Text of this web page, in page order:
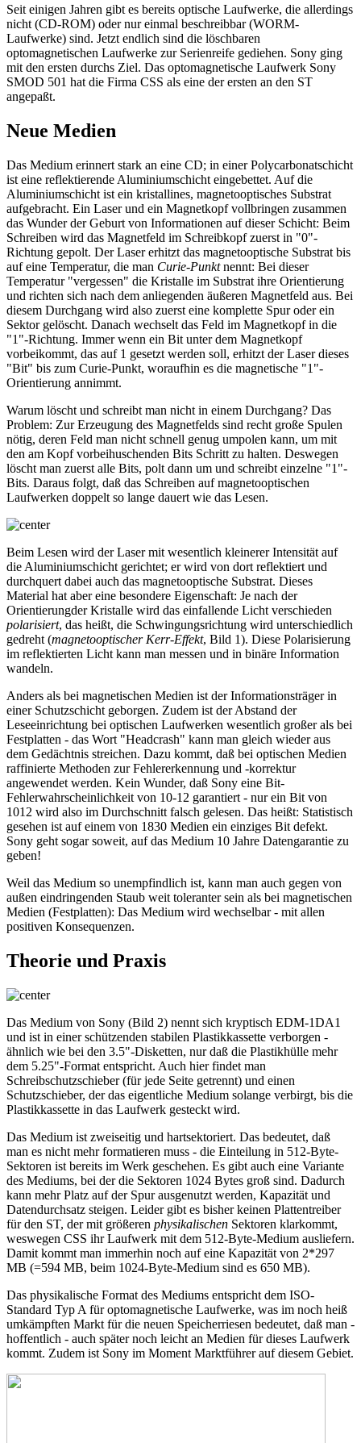
Seit einigen Jahren gibt es bereits optische Laufwerke, die allerdings
nicht (CD-ROM) oder nur einmal beschreibbar (WORM-
Laufwerke) sind. Jetzt endlich sind die löschbaren
optomagnetischen Laufwerke zur Serienreife gediehen. Sony ging
mit den ersten durchs Ziel. Das optomagnetische Laufwerk Sony
SMOD 501 hat die Firma CSS als eine der ersten an den ST
angepaßt.
Neue Medien
Das Medium erinnert stark an eine CD; in einer Polycarbonatschicht
ist eine reflektierende Aluminiumschicht eingebettet. Auf die
Aluminiumschicht ist ein kristallines, magnetooptisches Substrat
aufgebracht. Ein Laser und ein Magnetkopf vollbringen zusammen
das Wunder der Geburt von Informationen auf dieser Schicht: Beim
Schreiben wird das Magnetfeld im Schreibkopf zuerst in "0"-
Richtung gepolt. Der Laser erhitzt das magnetooptische Substrat bis
auf eine Temperatur, die man Curie-Punktnennt: Bei dieser
Temperatur "vergessen" die Kristalle im Substrat ihre Orientierung
und richten sich nach dem anliegenden äußeren Magnetfeld aus. Bei
diesem Durchgang wird also zuerst eine komplette Spur oder ein
Sektor gelöscht. Danach wechselt das Feld im Magnetkopf in die
"1"-Richtung. Immer wenn ein Bit unter dem Magnetkopf
vorbeikommt, das auf 1 gesetzt werden soll, erhitzt der Laser dieses
"Bit" bis zum Curie-Punkt, woraufhin es die magnetische "1"-
Orientierung annimmt.
Warum löscht und schreibt man nicht in einem Durchgang? Das
Problem: Zur Erzeugung des Magnetfelds sind recht große Spulen
nötig, deren Feld man nicht schnell genug umpolen kann, um mit
den am Kopf vorbeihuschenden Bits Schritt zu halten. Deswegen
löscht man zuerst alle Bits, polt dann um und schreibt einzelne "1"-
Bits. Daraus folgt, daß das Schreiben auf magnetooptischen
Laufwerken doppelt so lange dauert wie das Lesen.
Beim Lesen wird der Laser mit wesentlich kleinerer Intensität auf
die Aluminiumschicht gerichtet; er wird von dort reflektiert und
durchquert dabei auch das magnetooptische Substrat. Dieses
Material hat aber eine besondere Eigenschaft: Je nach der
Orientierungder Kristalle wird das einfallende Licht verschieden
polarisiert, das heißt, die Schwingungsrichtung wird unterschiedlich
gedreht (magnetooptischer Kerr-Effekt, Bild 1). Diese Polarisierung
im reflektierten Licht kann man messen und in binäre Information
wandeln.
Anders als bei magnetischen Medien ist der Informationsträger in
einer Schutzschicht geborgen. Zudem ist der Abstand der
Leseeinrichtung bei optischen Laufwerken wesentlich großer als bei
Festplatten - das Wort "Headcrash" kann man gleich wieder aus
dem Gedächtnis streichen. Dazu kommt, daß bei optischen Medien
raffinierte Methoden zur Fehlererkennung und -korrektur
angewendet werden. Kein Wunder, daß Sony eine Bit-
Fehlerwahrscheinlichkeit von 10-12 garantiert - nur ein Bit von
1012 wird also im Durchschnitt falsch gelesen. Das heißt: Statistisch
gesehen ist auf einem von 1830 Medien ein einziges Bit defekt.
Sony geht sogar soweit, auf das Medium 10 Jahre Datengarantie zu
geben!
Weil das Medium so unempfindlich ist, kann man auch gegen von
außen eindringenden Staub weit toleranter sein als bei magnetischen
Medien (Festplatten): Das Medium wird wechselbar - mit allen
positiven Konsequenzen.
Theorie und Praxis
Das Medium von Sony (Bild 2) nennt sich kryptisch EDM-1DA1
und ist in einer schützenden stabilen Plastikkassette verborgen -
ähnlich wie bei den 3.5"-Disketten, nur daß die Plastikhülle mehr
dem 5.25"-Format entspricht. Auch hier findet man
Schreibschutzschieber (für jede Seite getrennt) und einen
Schutzschieber, der das eigentliche Medium solange verbirgt, bis die
Plastikkassette in das Laufwerk gesteckt wird.
Das Medium ist zweiseitig und hartsektoriert. Das bedeutet, daß
man es nicht mehr formatieren muss - die Einteilung in 512-Byte-
Sektoren ist bereits im Werk geschehen. Es gibt auch eine Variante
des Mediums, bei der die Sektoren 1024 Bytes groß sind. Dadurch
kann mehr Platz auf der Spur ausgenutzt werden, Kapazität und
Datendurchsatz steigen. Leider gibt es bisher keinen Plattentreiber
für den ST, der mit größeren physikalischen Sektoren klarkommt,
weswegen CSS ihr Laufwerk mit dem 512-Byte-Medium ausliefern.
Damit kommt man immerhin noch auf eine Kapazität von 2*297
MB (=594 MB, beim 1024-Byte-Medium sind es 650 MB).
Das physikalische Format des Mediums entspricht dem ISO-
Standard Typ A für optomagnetische Laufwerke, was im noch heiß
umkämpften Markt für die neuen Speicherriesen bedeutet, daß man -
hoffentlich - auch später noch leicht an Medien für dieses Laufwerk
kommt. Zudem ist Sony im Moment Marktführer auf diesem Gebiet.